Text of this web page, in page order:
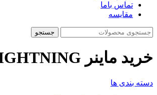
تماس باما
مقایسه
جستجو
خرید ماینر HP LIGHTNING
دسته بندی ها